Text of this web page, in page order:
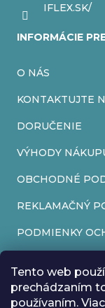
Tento web
prechádzaním
používaním.
IFLEX.SK/
INFORMÁCIE
O NÁS
KONTAKTUJTE
DORUČENIE
VÝHODY
OBCHODNÉ
REKLAMAČNÝ
PODMIENKY
REKLAMAČNÝ